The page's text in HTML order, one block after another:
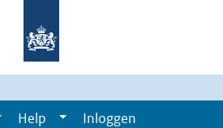
Help Inloggen